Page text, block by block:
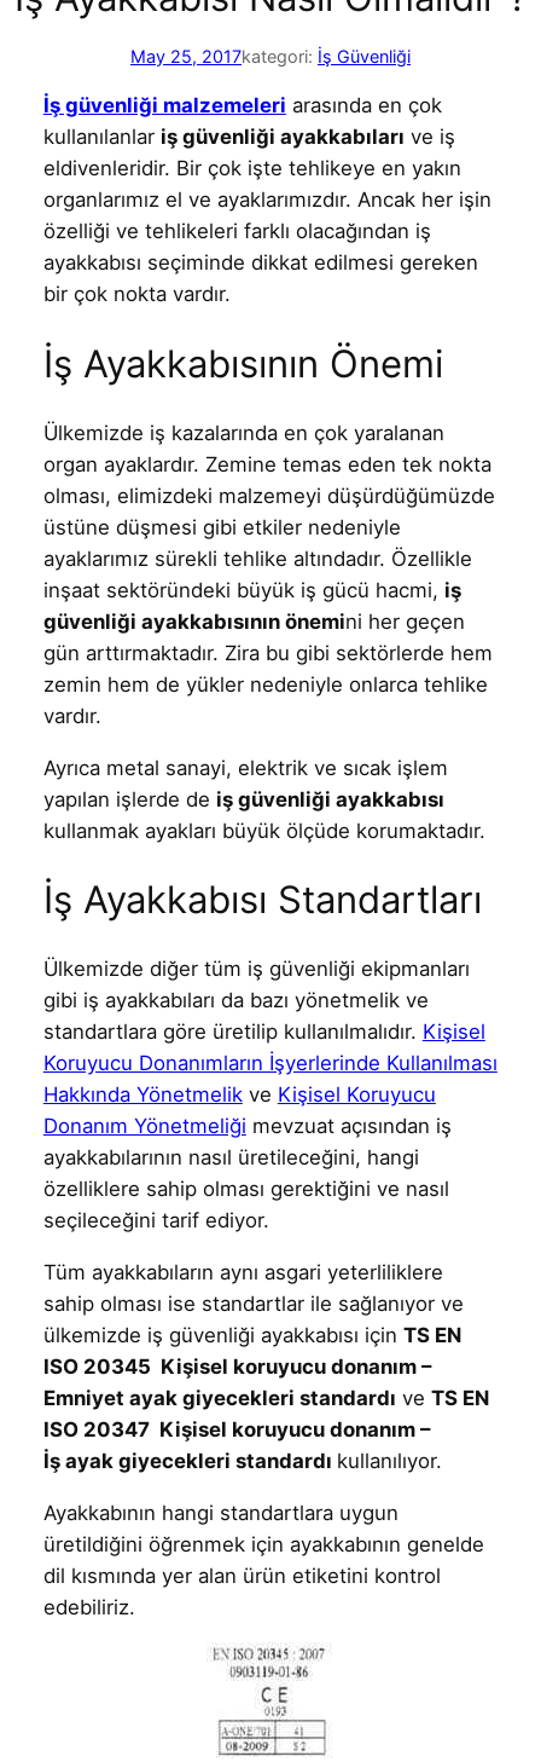
May 25, 2017kategori: İş Güvenliği
İş güvenliği malzemeleri arasında en çok
kullanılanlar iş güvenliği ayakkabıları ve iş
eldivenleridir. Bir çok işte tehlikeye en yakın
organlarımız el ve ayaklarımızdır. Ancak her işin
özelliği ve tehlikeleri farklı olacağından iş
ayakkabısı seçiminde dikkat edilmesi gereken
bir çok nokta vardır.
İş Ayakkabısının Önemi
Ülkemizde iş kazalarında en çok yaralanan
organ ayaklardır. Zemine temas eden tek nokta
olması, elimizdeki malzemeyi düşürdüğümüzde
üstüne düşmesi gibi etkiler nedeniyle
ayaklarımız sürekli tehlike altındadır. Özellikle
inşaat sektöründeki büyük iş gücü hacmi, iş
güvenliği ayakkabısının önemini her geçen
gün arttırmaktadır. Zira bu gibi sektörlerde hem
zemin hem de yükler nedeniyle onlarca tehlike
vardır.
Ayrıca metal sanayi, elektrik ve sıcak işlem
yapılan işlerde de iş güvenliği ayakkabısı
kullanmak ayakları büyük ölçüde korumaktadır.
İş Ayakkabısı Standartları
Ülkemizde diğer tüm iş güvenliği ekipmanları
gibi iş ayakkabıları da bazı yönetmelik ve
standartlara göre üretilip kullanılmalıdır. Kişisel
Koruyucu Donanımların İşyerlerinde Kullanılması
Hakkında Yönetmelikve Kişisel Koruyucu
Donanım Yönetmeliği mevzuat açısından iş
ayakkabılarının nasıl üretileceğini, hangi
özelliklere sahip olması gerektiğini ve nasıl
seçileceğini tarif ediyor.
Tüm ayakkabıların aynı asgari yeterliliklere
sahip olması ise standartlar ile sağlanıyor ve
ülkemizde iş güvenliği ayakkabısı için TS EN
ISO 20345 Kişisel koruyucu donanım –
Emniyet ayak giyecekleri standardı ve TS EN
ISO 20347 Kişisel koruyucu donanım –
İş ayak giyecekleri standardı kullanılıyor.
Ayakkabının hangi standartlara uygun
üretildiğini öğrenmek için ayakkabının genelde
dil kısmında yer alan ürün etiketini kontrol
edebiliriz.